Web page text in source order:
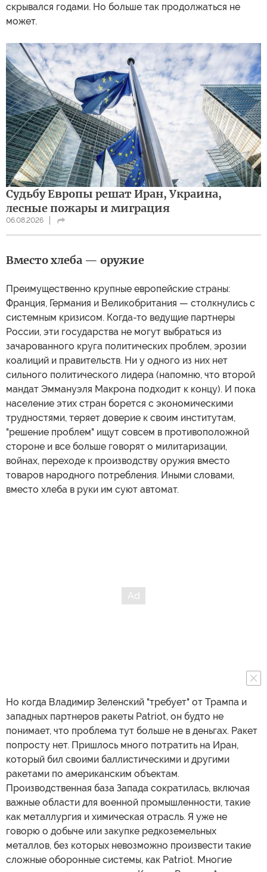
скрывался годами. Но больше так продолжаться не
может.
Судьбу Европы решат Иран, Украина,
лесные пожары и миграция
06.08.2026
Вместо хлеба — оружие
Преимущественно крупные европейские страны:
Франция, Германия и Великобритания — столкнулись с
системным кризисом. Когда-то ведущие партнеры
России, эти государства не могут выбраться из
зачарованного круга политических проблем, эрозии
коалиций и правительств. Ни у одного из них нет
сильного политического лидера (напомню, что второй
мандат Эммануэля Макрона подходит к концу). И пока
население этих стран борется с экономическими
трудностями, теряет доверие к своим институтам,
"решение проблем" ищут совсем в противоположной
стороне и все больше говорят о милитаризации,
войнах, переходе к производству оружия вместо
товаров народного потребления. Иными словами,
вместо хлеба в руки им суют автомат.
Но когда Владимир Зеленский "требует" от Трампа и
западных партнеров ракеты Patriot, он будто не
понимает, что проблема тут больше не в деньгах. Ракет
попросту нет. Пришлось много потратить на Иран,
который бил своими баллистическими и другими
ракетами по американским объектам.
Производственная база Запада сократилась, включая
важные области для военной промышленности, такие
как металлургия и химическая отрасль. Я уже не
говорю о добыче или закупке редкоземельных
металлов, без которых невозможно произвести такие
сложные оборонные системы, как Patriot. Многие